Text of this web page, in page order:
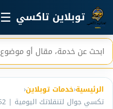
تخطي إلى المحتوى الرئيسي
توبلاين تاكسي ☰
بحث
الرئيسية‹خدمات توبلاين‹
تكسي جوال لتنقلاتك اليومية | 55123852